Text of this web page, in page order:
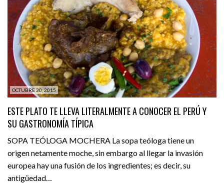
OCTUBRE 30, 2015
ESTE PLATO TE LLEVA LITERALMENTE A CONOCER EL PERÚ Y
SU GASTRONOMÍA TÍPICA
SOPA TEÓLOGA MOCHERA La sopa teóloga tiene un
origen netamente moche, sin embargo al llegar la invasión
europea hay una fusión de los ingredientes; es decir, su
antigüedad…